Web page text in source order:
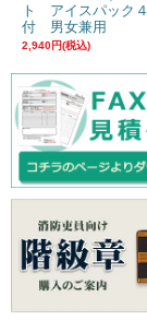
ト アイスパック
付 男女兼用
2,940円(税込)